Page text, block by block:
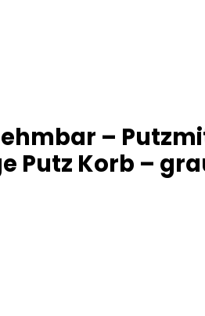
–
Putz Korb –